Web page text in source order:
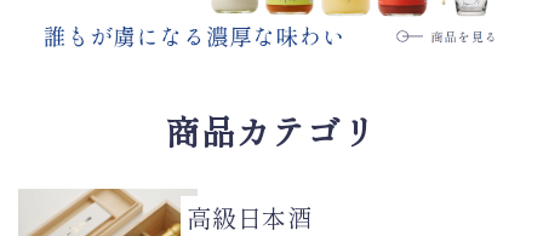
商品カテゴリ
高級日本酒